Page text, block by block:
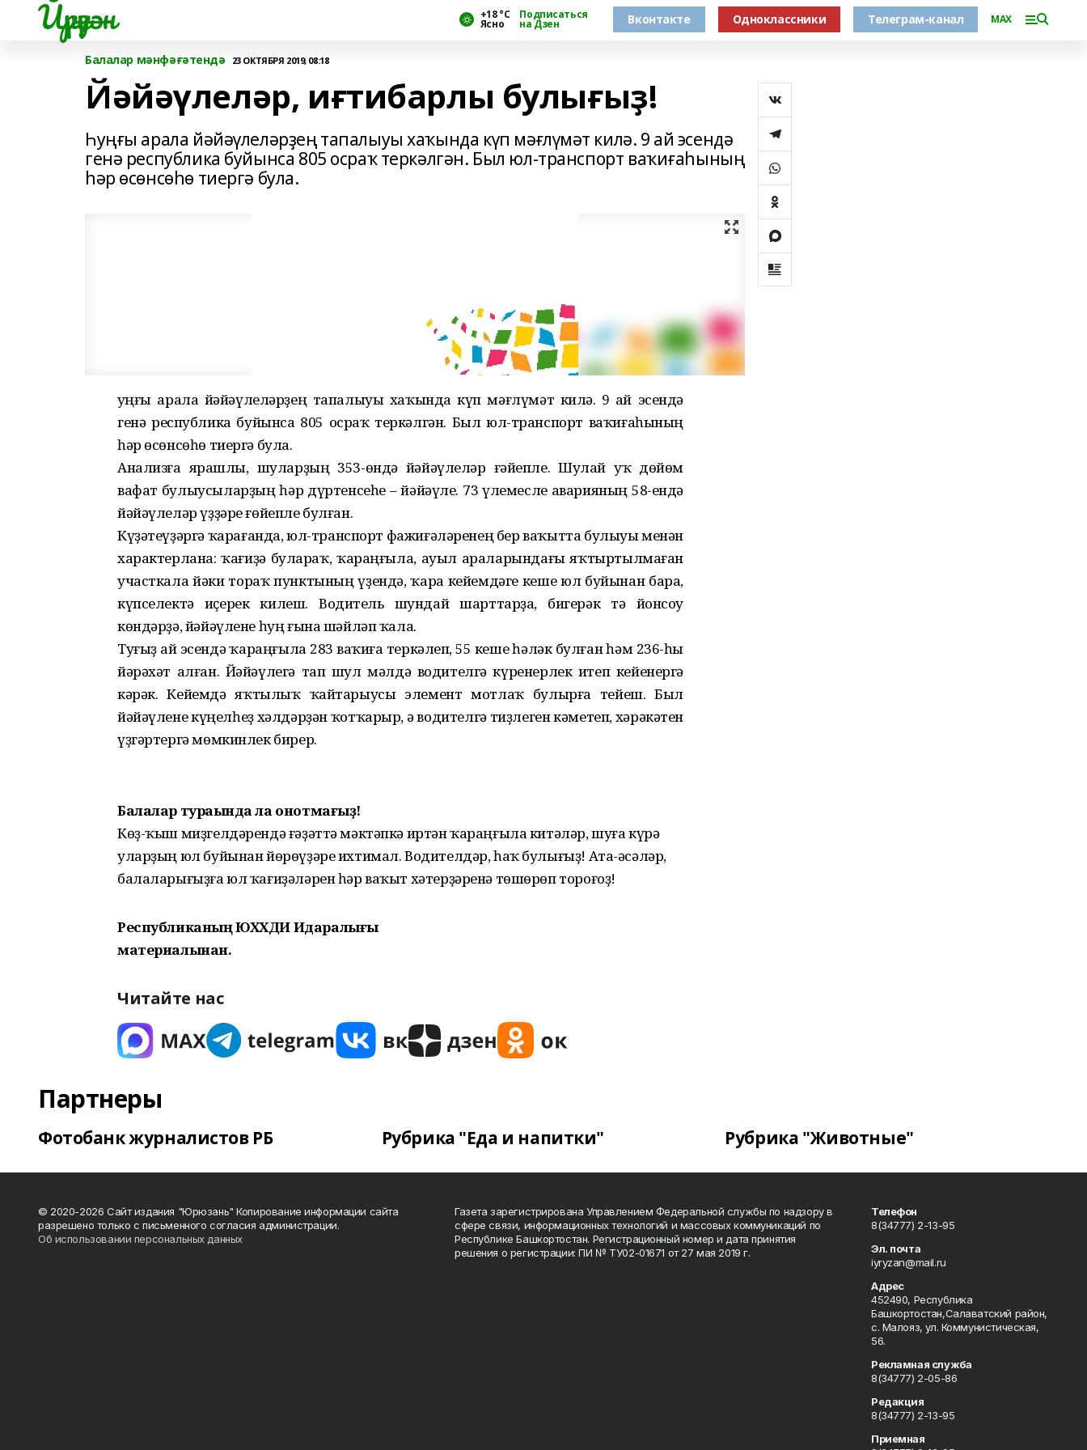
Йүрүҙән +18 °С
Ясно
Подписаться
на Дзен Вконтакте Одноклассники Телеграм-канал MAX
Балалар мәнфәғәтендә 23 ОКТЯБРЯ 2019, 08:18
Йәйәүлеләр, иғтибарлы булығыҙ!
Һуңғы арала йәйәүлеләрҙең тапалыуы хаҡында күп мәғлүмәт килә. 9 ай эсендә
генә республика буйынса 805 осраҡ теркәлгән. Был юл-транспорт ваҡиғаһының
һәр өсөнсөһө тиергә була.
Һуңғы арала йәйәүлеләрҙең тапалыуы хаҡында күп мәғлүмәт килә. 9 ай эсендә
генә республика буйынса 805 осраҡ теркәлгән. Был юл-транспорт ваҡиғаһының
һәр өсөнсөһө тиергә була.
Анализға ярашлы, шуларҙың 353-өндә йәйәүлеләр ғәйепле. Шулай уҡ дөйөм
вафат булыусыларҙың һәр дүртенсеһе – йәйәүле. 73 үлемесле аварияның 58-ендә
йәйәүлеләр үҙҙәре ғөйепле булған.
Күҙәтеүҙәргә ҡарағанда, юл-транспорт фажиғәләренең бер ваҡытта булыуы менән
характерлана: ҡағиҙә булараҡ, ҡараңғыла, ауыл араларындағы яҡтыртылмаған
участкала йәки тораҡ пунктының үҙендә, ҡара кейемдәге кеше юл буйынан бара,
күпселектә иҫерек килеш. Водитель шундай шарттарҙа, бигерәк тә йонсоу
көндәрҙә, йәйәүлене һуң ғына шәйләп ҡала.
Туғыҙ ай эсендә ҡараңғыла 283 ваҡиға теркәлеп, 55 кеше һәләк булған һәм 236-һы
йәрәхәт алған. Йәйәүлегә тап шул мәлдә водителгә күренерлек итеп кейенергә
кәрәк. Кейемдә яҡтылыҡ ҡайтарыусы элемент мотлаҡ булырға тейеш. Был
йәйәүлене күңелһеҙ хәлдәрҙән ҡотҡарыр, ә водителгә тиҙлеген кәметеп, хәрәкәтен
үҙгәртергә мөмкинлек бирер.
Балалар тураһында ла онотмағыҙ!
Көҙ-ҡыш миҙгелдәрендә ғәҙәттә мәктәпкә иртән ҡараңғыла китәләр, шуға күрә
уларҙың юл буйынан йөрөүҙәре ихтимал. Водителдәр, һаҡ булығыҙ! Ата-әсәләр,
балаларығыҙға юл ҡағиҙәләрен һәр ваҡыт хәтерҙәренә төшөрөп тороғоҙ!
Республиканың ЮХХДИ Идаралығы
материалынан.
Читайте нас
Партнеры
Фотобанк журналистов РБ Рубрика "Еда и напитки" Рубрика "Животные"
© 2020-2026 Сайт издания "Юрюзань" Копирование информации сайта
разрешено только с письменного согласия администрации.
Об использовании персональных данных
Газета зарегистрирована Управлением Федеральной службы по надзору в
сфере связи, информационных технологий и массовых коммуникаций по
Республике Башкортостан. Регистрационный номер и дата принятия
решения о регистрации: ПИ № ТУ02-01671 от 27 мая 2019 г.
Телефон
8(34777) 2-13-95
Эл. почта
iyryzan@mail.ru
Адрес
452490, Республика
Башкортостан,Салаватский район,
с. Малояз, ул. Коммунистическая,
56.
Рекламная служба
8(34777) 2-05-86
Редакция
8(34777) 2-13-95
Приемная